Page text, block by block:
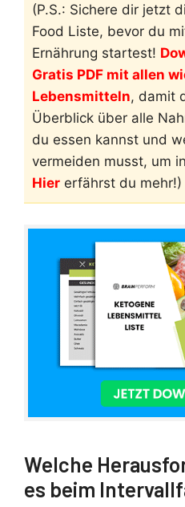
(P.S.: Sichere dir jetzt
Food Liste, bevor du
Ernährung startest!
Gratis PDF mit allen
Lebensmitteln, damit
Überblick über alle
du essen kannst und
vermeiden musst, um
Hier erfährst du mehr!)
Welche
es beim